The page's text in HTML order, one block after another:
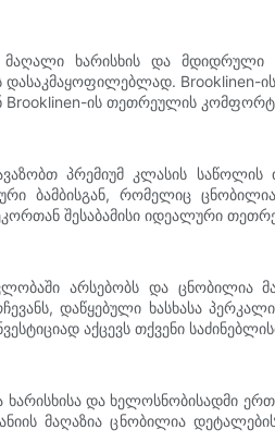
ხარისხის და მდიდრული
დასაკმაყოფილებლად.
ის თეთრეულის
პრემიუმ კლასის
ბამბისგან, რომელიც
შესაბამისი იდეალური
არსებობს და
დაწყებული ხასხასა
აქცევს თქვენი
ხარისხისა და ხელოსნობისადმი
მაღაზია ცნობილია